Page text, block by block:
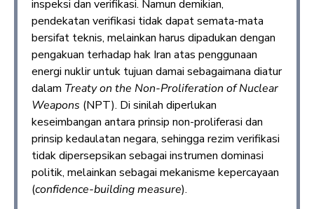
inspeksi dan verifikasi. Namun demikian,
pendekatan verifikasi tidak dapat semata-mata
bersifat teknis, melainkan harus dipadukan dengan
pengakuan terhadap hak Iran atas penggunaan
energi nuklir untuk tujuan damai sebagaimana diatur
dalam Treaty on the Non-Proliferation of Nuclear
Weapons (NPT). Di sinilah diperlukan
keseimbangan antara prinsip non-proliferasi dan
prinsip kedaulatan negara, sehingga rezim verifikasi
tidak dipersepsikan sebagai instrumen dominasi
politik, melainkan sebagai mekanisme kepercayaan
(confidence-building measure).